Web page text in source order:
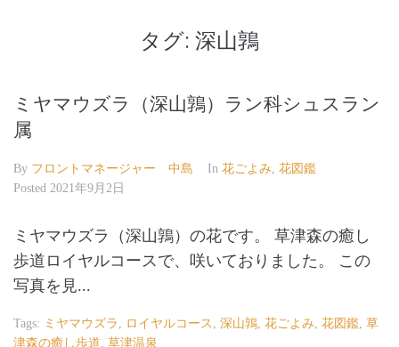
タグ: 深山鶉
ミヤマウズラ（深山鶉）ラン科シュスラン
属
By フロントマネージャー 中島 In 花ごよみ, 花図鑑
Posted 2021年9月2日
ミヤマウズラ（深山鶉）の花です。 草津森の癒し
歩道ロイヤルコースで、咲いておりました。 この
写真を見...
Tags: ミヤマウズラ , ロイヤルコース , 深山鶉, 花ごよみ, 花図鑑, 草
津森の癒し歩道, 草津温泉